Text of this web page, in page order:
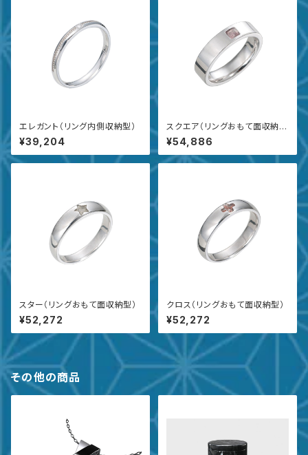
エレガント（リング内側収納型）
¥39,204
スクエア（リングおもて面収納
型）
¥54,886
スター（リングおもて面収納型）
¥52,272
クロス（リングおもて面収納型）
¥52,272
その他の商品